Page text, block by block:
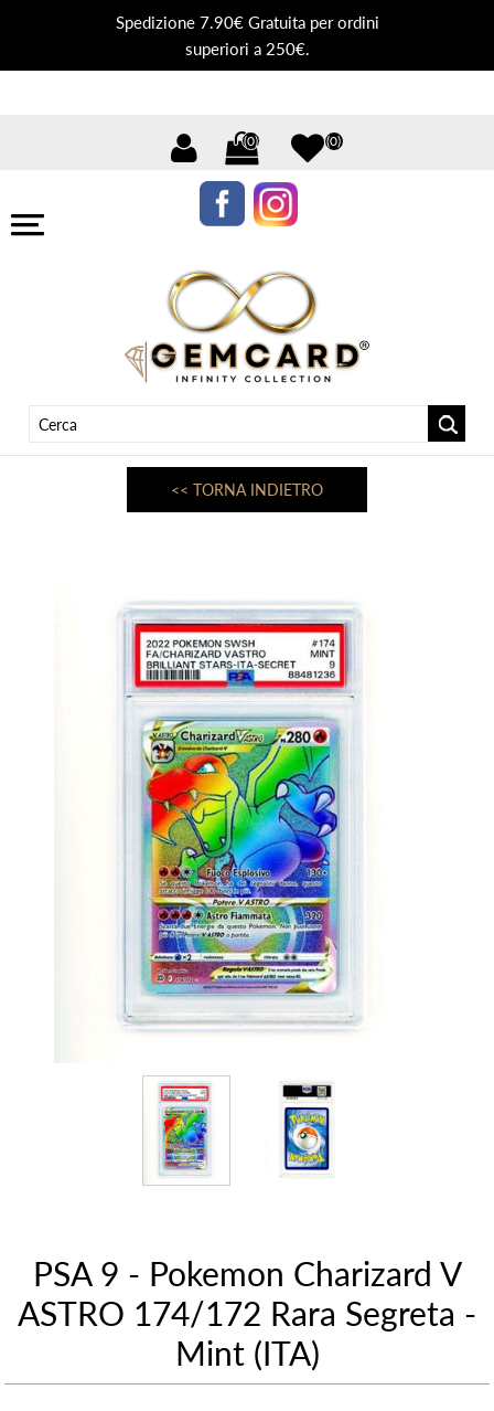
Spedizione 7.90€ Gratuita per ordini
superiori a 250€.
(0) (0)
<< TORNA INDIETRO
PSA 9 - Pokemon Charizard V
ASTRO 174/172 Rara Segreta -
Mint (ITA)